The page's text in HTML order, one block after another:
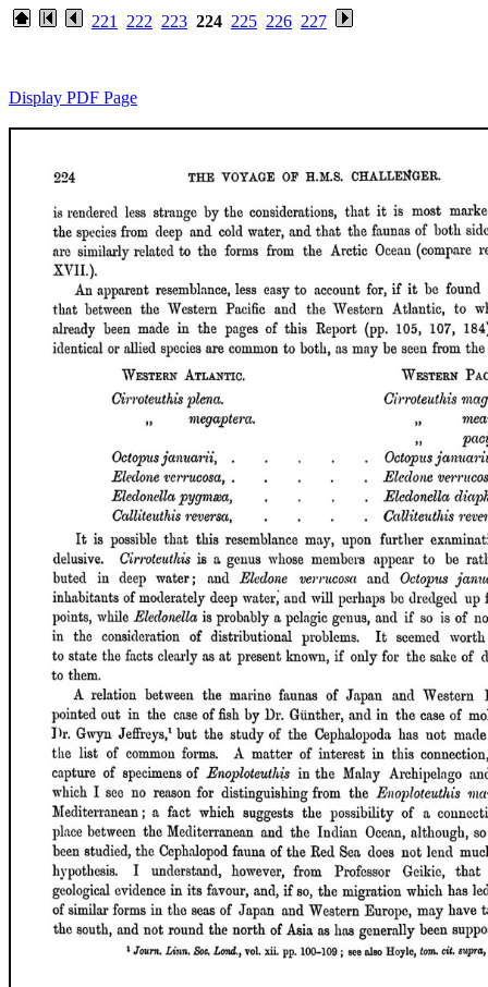
221 222 223 224 225 226 227
Display PDF Page